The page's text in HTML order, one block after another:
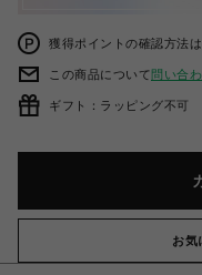
獲得ポイントの確認方法は
この商品について問い合
ギフト：ラッピング不可
お気